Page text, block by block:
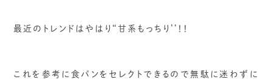
最近のトレンドはやはり“甘系もっちり’’！！
これを参考に食パンをセレクトできるので無駄に迷わずに